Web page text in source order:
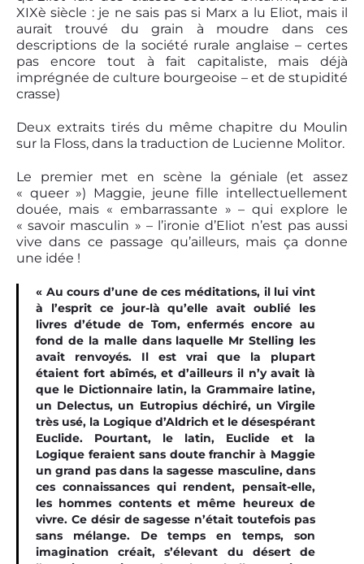
XIXè siècle : je ne sais pas si Marx a lu Eliot, mais il
aurait trouvé du grain à moudre dans ces
descriptions de la société rurale anglaise – certes
pas encore tout à fait capitaliste, mais déjà
imprégnée de culture bourgeoise – et de stupidité
crasse)
Deux extraits tirés du même chapitre du Moulin
sur la Floss, dans la traduction de Lucienne Molitor.
Le premier met en scène la géniale (et assez
« queer ») Maggie, jeune fille intellectuellement
douée, mais « embarrassante » – qui explore le
« savoir masculin » – l’ironie d’Eliot n’est pas aussi
vive dans ce passage qu’ailleurs, mais ça donne
une idée !
« Au cours d’une de ces méditations, il lui vint
à l’esprit ce jour-là qu’elle avait oublié les
livres d’étude de Tom, enfermés encore au
fond de la malle dans laquelle Mr Stelling les
avait renvoyés. Il est vrai que la plupart
étaient fort abîmés, et d’ailleurs il n’y avait là
que le Dictionnaire latin, la Grammaire latine,
un Delectus, un Eutropius déchiré, un Virgile
très usé, la Logique d’Aldrich et le désespérant
Euclide. Pourtant, le latin, Euclide et la
Logique feraient sans doute franchir à Maggie
un grand pas dans la sagesse masculine, dans
ces connaissances qui rendent, pensait-elle,
les hommes contents et même heureux de
vivre. Ce désir de sagesse n’était toutefois pas
sans mélange. De temps en temps, son
imagination créait, s’élevant du désert de